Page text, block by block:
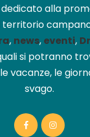
alla
territorio
, news, eventi,
si potranno
vacanze, le
svago.